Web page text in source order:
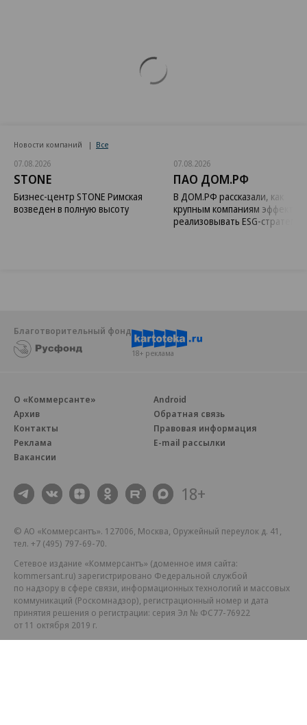
Новости компаний Все
07.08.2026
STONE
Бизнес-центр STONE Римская
возведен в полную высоту
07.08.2026
ПАО ДОМ.РФ
В ДОМ.РФ рассказали, как
крупным компаниям
реализовывать ESG-стратегию
Благотворительный фонд
18+ реклама
О «Коммерсанте»
Архив
Контакты
Реклама
Вакансии
Android
Обратная связь
Правовая информация
E-mail рассылки
18+
© АО «Коммерсантъ». 127006, Москва, Оружейный переулок д. 41,
тел. +7 (495) 797-69-70.
Сетевое издание «Коммерсантъ» (доменное имя сайта:
kommersant.ru) зарегистрировано Федеральной службой
по надзору в сфере связи, информационных технологий и массовых
коммуникаций (Роскомнадзор), регистрационный номер и дата
принятия решения о регистрации: серия Эл № ФС77-76922
от 11 октября 2019 г.